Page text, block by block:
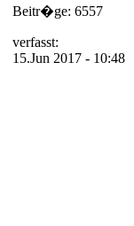
Beitr�ge: 6557
verfasst:
15.Jun 2017 - 10:48